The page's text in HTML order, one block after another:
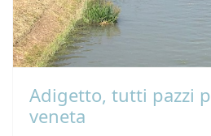
Adigetto, tutti pazzi
veneta